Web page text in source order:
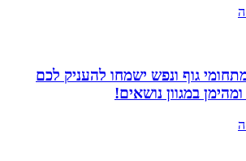
גוף ונפש ישמחו להעניק לכם
במגוון נושאים!